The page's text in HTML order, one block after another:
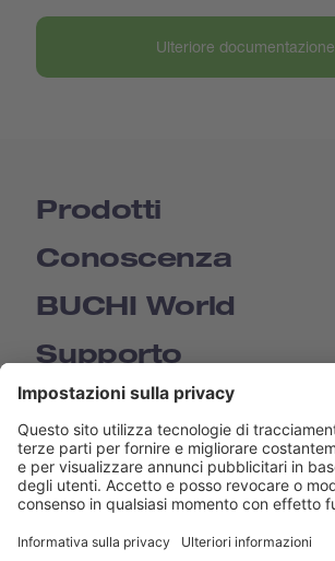
Ulteriore documentazione
Prodotti
Conoscenza
BUCHI World
Supporto
Shop
Contact us